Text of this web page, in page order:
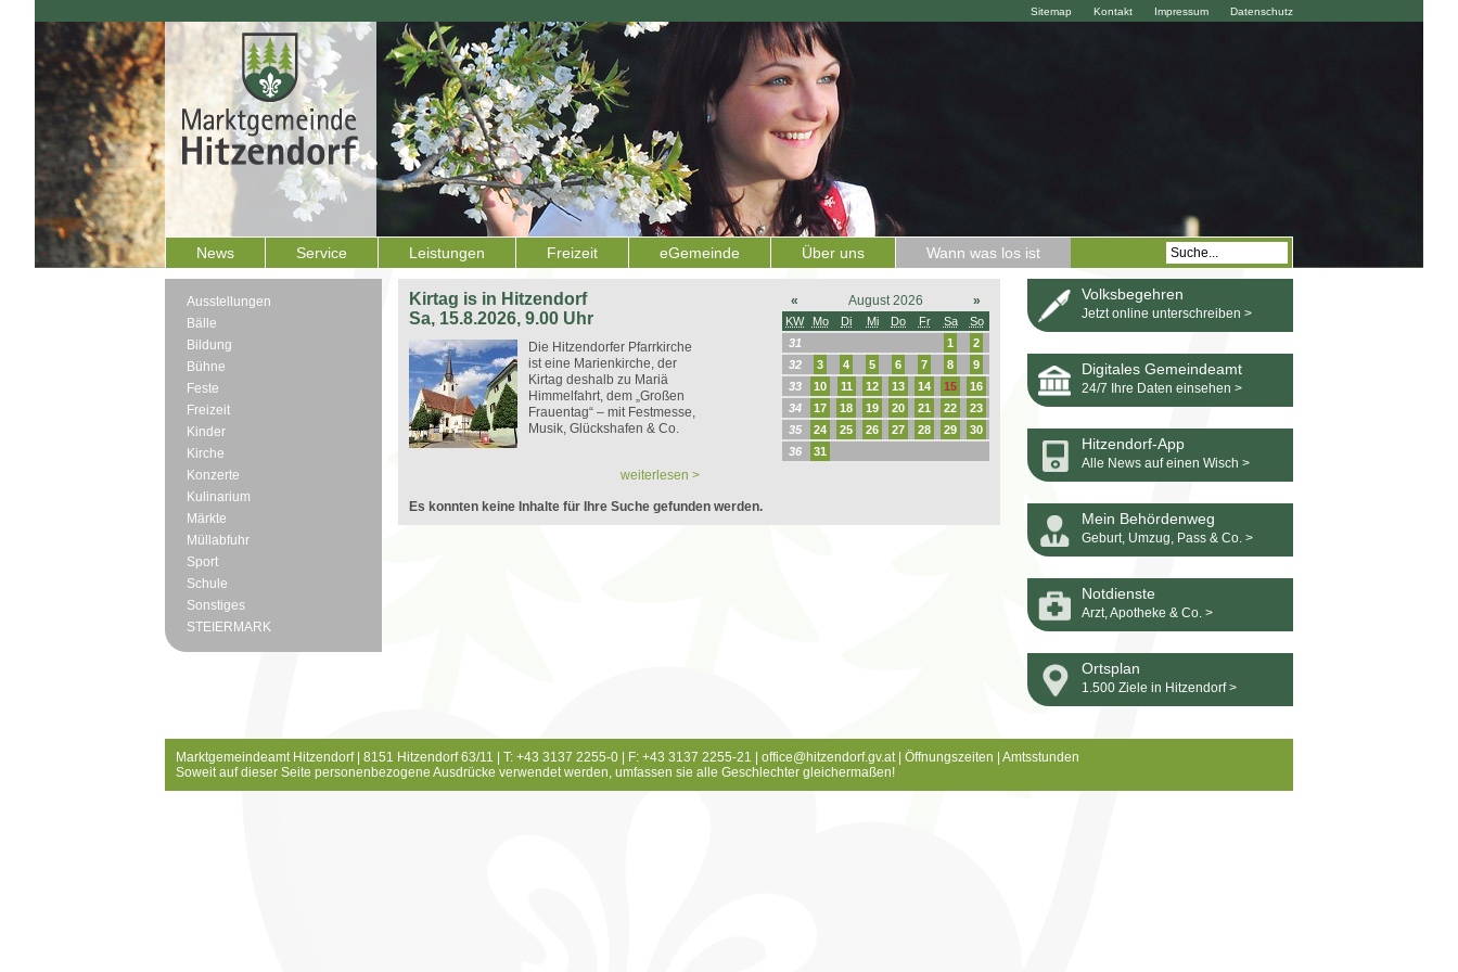
Datenschutz
Impressum
Kontakt
Sitemap
News Service Leistungen Freizeit eGemeinde Über uns Wann was los ist
Ausstellungen
Bälle
Bildung
Bühne
Feste
Freizeit
Kinder
Kirche
Konzerte
Kulinarium
Märkte
Müllabfuhr
Sport
Schule
Sonstiges
STEIERMARK
Kirtag is in Hitzendorf
Sa, 15.8.2026, 9.00 Uhr
Die Hitzendorfer Pfarrkirche
ist eine Marienkirche, der
Kirtag deshalb zu Mariä
Himmelfahrt, dem „Großen
Frauentag“ – mit Festmesse,
Musik, Glückshafen & Co.
weiterlesen >
« August 2026 »
KW Mo Di Mi Do Fr Sa
So
31
1
2
32
3 4 5 6 7 8
9
33
10 11 12 13 14 15
16
34
17 18 19 20 21 22
23
35
24 25 26 27 28 29
30
36
31
Es konnten keine Inhalte für Ihre Suche gefunden werden.
Volksbegehren
Jetzt online unterschreiben >
Digitales Gemeindeamt
24/7 Ihre Daten einsehen >
Hitzendorf-App
Alle News auf einen Wisch >
Mein Behördenweg
Geburt, Umzug, Pass & Co. >
Notdienste
Arzt, Apotheke & Co. >
Ortsplan
1.500 Ziele in Hitzendorf >
Marktgemeindeamt Hitzendorf | 8151 Hitzendorf 63/11 | T: +43 3137 2255-0 | F: +43 3137 2255-21 | office@hitzendorf.gv.at| Öffnungszeiten
Amtsstunden
Soweit auf dieser Seite personenbezogene Ausdrücke verwendet werden, umfassen sie alle Geschlechter gleichermaßen!